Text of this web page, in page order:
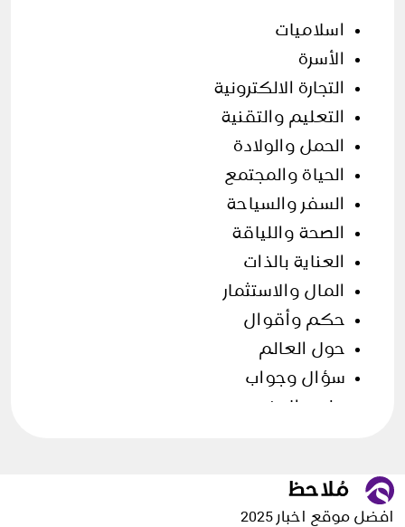
اسلاميات
الأسرة
التجارة الالكترونية
التعليم والتقنية
الحمل والولادة
الحياة والمجتمع
السفر والسياحة
الصحة واللياقة
العناية بالذات
المال والاستثمار
حكم وأقوال
حول العالم
سؤال وجواب
علوم الارض
مقالات منوعة
افضل موقع اخبار 2025